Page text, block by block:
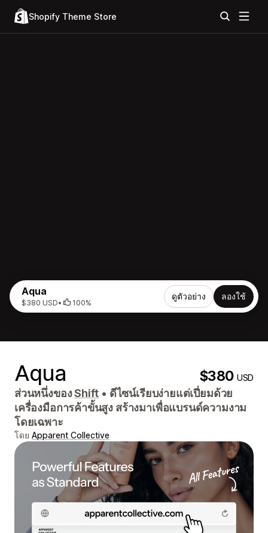
Shopify Theme Store
Aqua
$380 USD• 100%
ดูตัวอย่าง ลองใช้
Aqua $380USD
ส่วนหนึ่งของShift • ดีไซน์เรียบง่ายแต่เปี่ยมด้วย
เครื่องมือการค้าขั้นสูง สร้างมาเพื่อแบรนด์ความงาม
โดยเฉพาะ
โดย Apparent Collective